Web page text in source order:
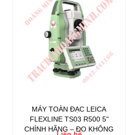
MÁY TOÀN ĐẠC LEICA
FLEXLINE TS03 R500 5"
CHÍNH HÃNG – ĐO KHÔNG